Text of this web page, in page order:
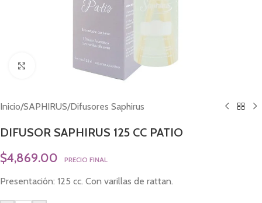
Click to enlarge
Inicio/SAPHIRUS/Difusores Saphirus
DIFUSOR SAPHIRUS 125 CC PATIO
$4,869.00 PRECIO FINAL
Presentación: 125 cc. Con varillas de rattan.